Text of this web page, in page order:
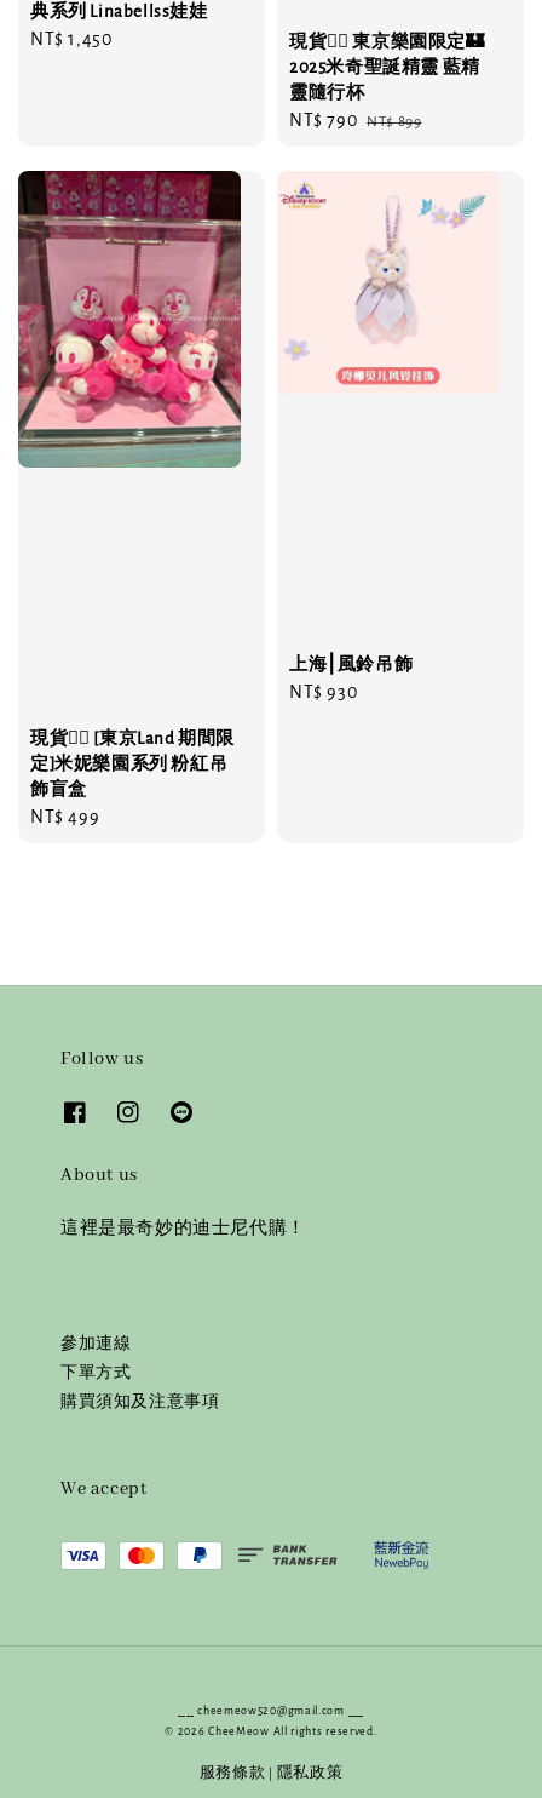
典系列 Linabellss娃娃
Regular
NT$ 1,450
現貨❤️‍🔥 東京樂園限定🏰
2025米奇聖誕精靈 藍精
靈隨行杯
Sale
NT$ 790 Regular
NT$ 899
現貨❤️‍🔥 [東京Land 期間限
定]米妮樂園系列 粉紅吊
飾盲盒
Regular
NT$ 499
上海⎮風鈴吊飾
Regular
NT$ 930
Follow us
About us
這裡是最奇妙的迪士尼代購！
參加連線
下單方式
購買須知及注意事項
We accept
⎯⎯ cheemeow520@gmail.com ⎯⎯
© 2026 CheeMeow All rights reserved.
服務條款 隱私政策